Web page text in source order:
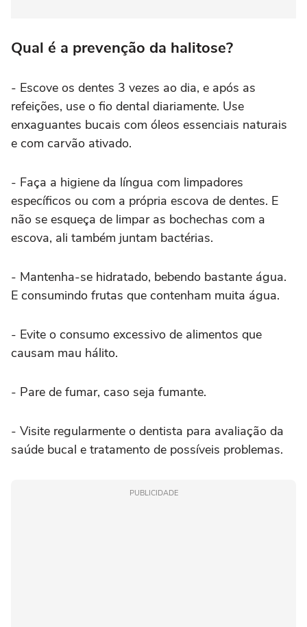
Qual é a prevenção da halitose?
- Escove os dentes 3 vezes ao dia, e após as
refeições, use o fio dental diariamente. Use
enxaguantes bucais com óleos essenciais naturais
e com carvão ativado.
- Faça a higiene da língua com limpadores
específicos ou com a própria escova de dentes. E
não se esqueça de limpar as bochechas com a
escova, ali também juntam bactérias.
- Mantenha-se hidratado, bebendo bastante água.
E consumindo frutas que contenham muita água.
- Evite o consumo excessivo de alimentos que
causam mau hálito.
- Pare de fumar, caso seja fumante.
- Visite regularmente o dentista para avaliação da
saúde bucal e tratamento de possíveis problemas.
PUBLICIDADE